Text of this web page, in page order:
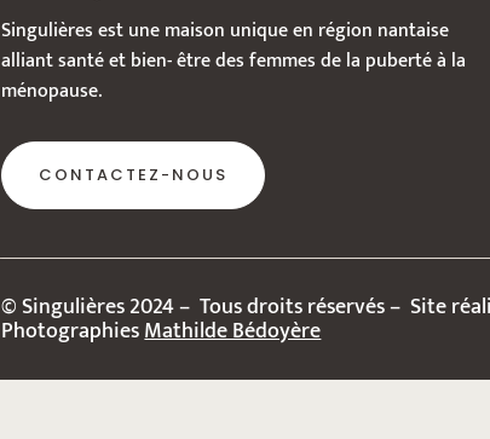
Singulières est une maison unique en région nantaise
alliant santé et bien- être des femmes de la puberté à la
ménopause.
CONTACTEZ-NOUS
© Singulières 2024 – Tous droits réservés – Site
PhotographiesMathilde Bédoyère